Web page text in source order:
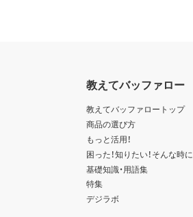
教えてバッファロー
教えてバッファロートップ
商品の選び方
もっと活用！
困った！知りたい！そんな時に
基礎知識・用語集
特集
デジラボ